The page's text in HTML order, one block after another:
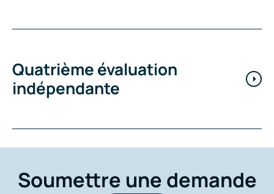
Quatrième évaluation
indépendante
Soumettre une demande